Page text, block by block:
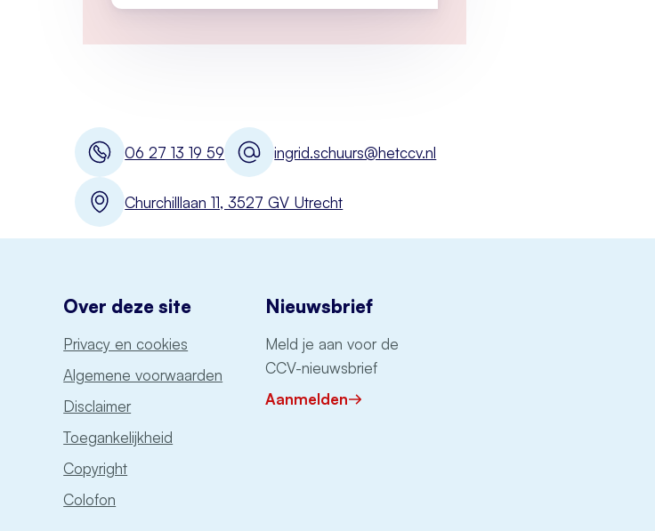
06 27 13 19 59 ingrid.schuurs@hetccv.nl
Churchilllaan 11, 3527 GV Utrecht
Over deze site
Privacy en cookies
Algemene voorwaarden
Disclaimer
Toegankelijkheid
Copyright
Colofon
Nieuwsbrief
Meld je aan voor de
CCV-nieuwsbrief
Aanmelden